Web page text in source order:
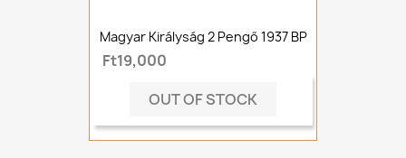
Magyar Királyság 2 Pengő 1937 BP
Ft19,000
OUT OF STOCK